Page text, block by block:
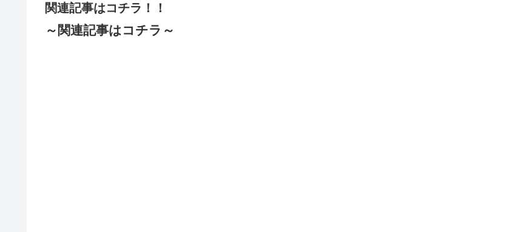
関連記事はコチラ！！
～関連記事はコチラ～